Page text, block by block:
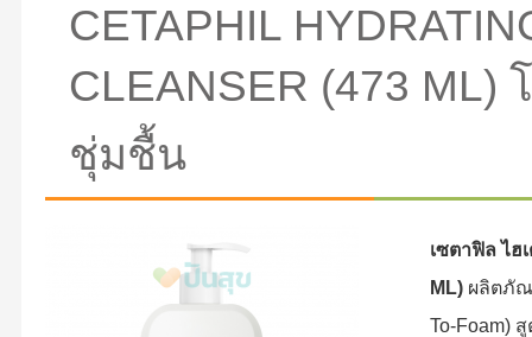
CETAPHIL
CLEANSER (473 ML)
ชุ่มชื้น
เซตาฟิล ไฮ
ML)ผลิตภัณ
To-Foam)